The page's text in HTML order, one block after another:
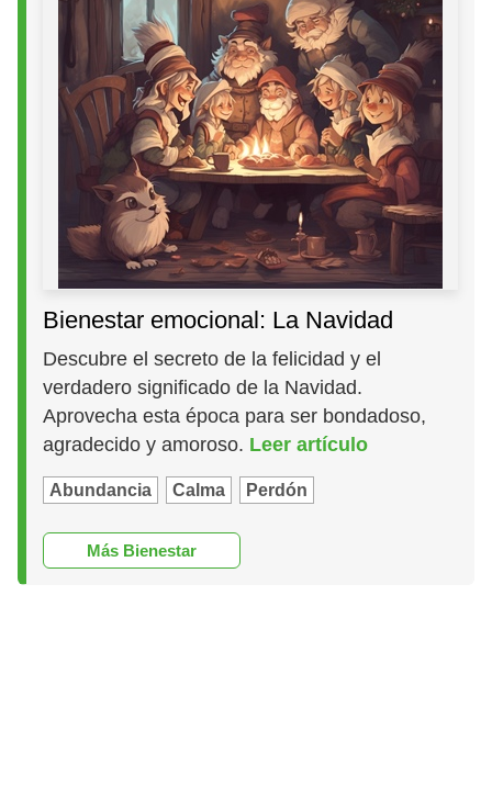
Bienestar emocional: La Navidad
Descubre el secreto de la felicidad y el
verdadero significado de la Navidad.
Aprovecha esta época para ser bondadoso,
agradecido y amoroso. Leer artículo
Abundancia Calma Perdón
Más Bienestar